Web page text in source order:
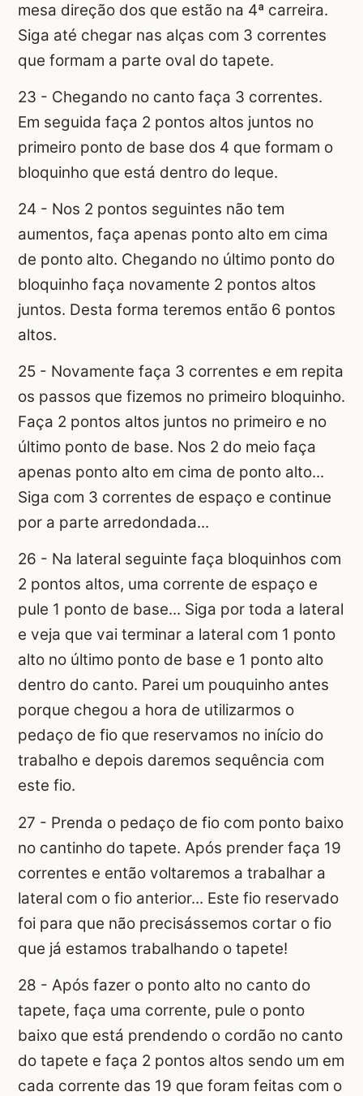
mesa direção dos que estão na 4ª carreira.
Siga até chegar nas alças com 3 correntes
que formam a parte oval do tapete.
23 - Chegando no canto faça 3 correntes.
Em seguida faça 2 pontos altos juntos no
primeiro ponto de base dos 4 que formam o
bloquinho que está dentro do leque.
24 - Nos 2 pontos seguintes não tem
aumentos, faça apenas ponto alto em cima
de ponto alto. Chegando no último ponto do
bloquinho faça novamente 2 pontos altos
juntos. Desta forma teremos então 6 pontos
altos.
25 - Novamente faça 3 correntes e em repita
os passos que fizemos no primeiro bloquinho.
Faça 2 pontos altos juntos no primeiro e no
último ponto de base. Nos 2 do meio faça
apenas ponto alto em cima de ponto alto...
Siga com 3 correntes de espaço e continue
por a parte arredondada...
26 - Na lateral seguinte faça bloquinhos com
2 pontos altos, uma corrente de espaço e
pule 1 ponto de base... Siga por toda a lateral
e veja que vai terminar a lateral com 1 ponto
alto no último ponto de base e 1 ponto alto
dentro do canto. Parei um pouquinho antes
porque chegou a hora de utilizarmos o
pedaço de fio que reservamos no início do
trabalho e depois daremos sequência com
este fio.
27 - Prenda o pedaço de fio com ponto baixo
no cantinho do tapete. Após prender faça 19
correntes e então voltaremos a trabalhar a
lateral com o fio anterior... Este fio reservado
foi para que não precisássemos cortar o fio
que já estamos trabalhando o tapete!
28 - Após fazer o ponto alto no canto do
tapete, faça uma corrente, pule o ponto
baixo que está prendendo o cordão no canto
do tapete e faça 2 pontos altos sendo um em
cada corrente das 19 que foram feitas com o